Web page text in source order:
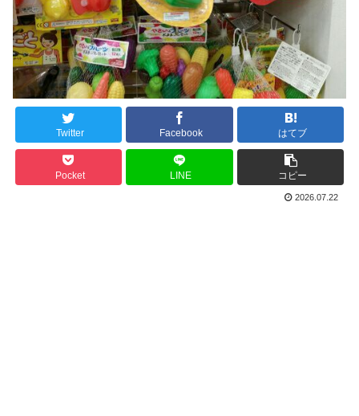
Twitter Facebook はてブ
Pocket LINE コピー
2026.07.22